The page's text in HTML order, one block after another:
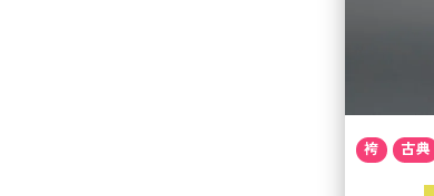
袴 古典